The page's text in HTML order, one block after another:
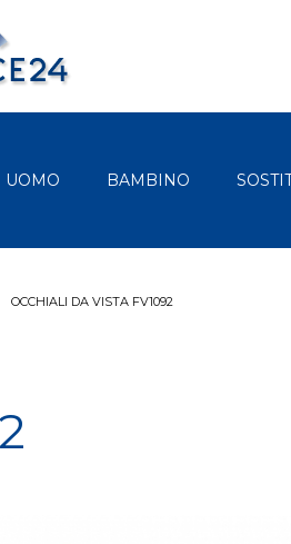
UOMO BAMBINO
CURRENT:
OCCHIALI DA VISTA FV1092